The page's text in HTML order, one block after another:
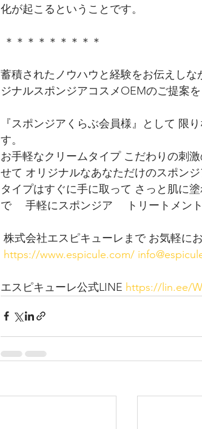
化が起こるということです。
＊＊＊＊＊＊＊＊＊
蓄積されたノウハウと経験をお伝えし
ジナルスポンジアコスメOEMのご提案
『スポンジアくらぶ会員様』として 限
す。
お手軽なクリームタイプ こだわりの刺
せて オリジナルなあなただけのスポン
タイプはすぐに手に取って さっと肌に
で 　手軽にスポンジア 　トリートメント
株式会社エスピキューレまで お気軽に
https://www.espicule.com/
エスピキューレ公式LINE https://lin.ee/